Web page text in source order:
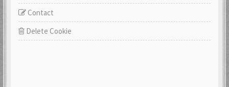
Contact
Delete Cookie